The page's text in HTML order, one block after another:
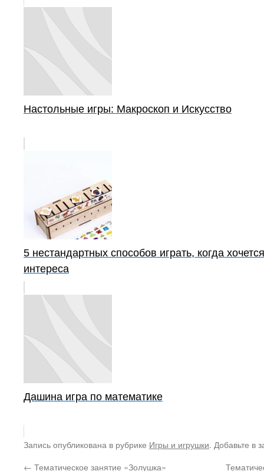
Настольные игры: Макроскоп и Искусство
5 нестандартных способов играть, когда
интереса
Дашина игра по математике
Запись опубликована в рубрике Игры и игрушки. Добавьте в
← Тематическое занятие «Золушка»